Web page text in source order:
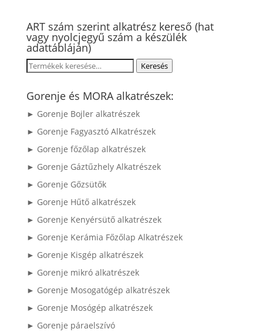
ART szám szerint alkatrész kereső (hat
vagy nyolcjegyű szám a készülék
adattábláján)
Keresés
következőre:
Keresés
Gorenje és MORA alkatrészek:
► Gorenje Bojler alkatrészek
► Gorenje Fagyasztó Alkatrészek
► Gorenje főzőlap alkatrészek
► Gorenje Gáztűzhely Alkatrészek
► Gorenje Gőzsütők
► Gorenje Hűtő alkatrészek
► Gorenje Kenyérsütő alkatrészek
► Gorenje Kerámia Főzőlap Alkatrészek
► Gorenje Kisgép alkatrészek
► Gorenje mikró alkatrészek
► Gorenje Mosogatógép alkatrészek
► Gorenje Mosógép alkatrészek
► Gorenje páraelszívó